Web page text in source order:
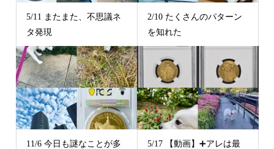
5/11 またまた、不思議ネ
タ発現
2/10 たくさんのパターン
を知れた
11/6 今日も謎なことが多
5/17 【動画】➕アレは最